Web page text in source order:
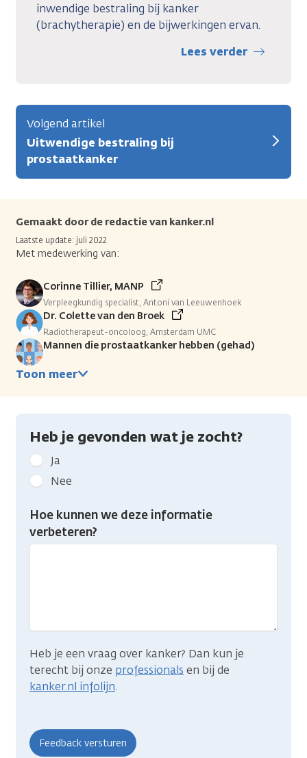
inwendige bestraling bij kanker
(brachytherapie) en de bijwerkingen ervan.
Lees verder
Volgend artikel
Uitwendige bestraling bij
prostaatkanker
Gemaakt door de redactie van kanker.nl
Laatste update: juli 2022
Met medewerking van:
Corinne Tillier, MANP
Verpleegkundig specialist, Antoni van Leeuwenhoek
Dr. Colette van den Broek
Radiotherapeut-oncoloog, Amsterdam UMC
Mannen die prostaatkanker hebben (gehad)
Toon meer
Heb je gevonden wat je zocht?
Geef
kanker.nl
feedback:
Heb
gevonden
Ja
Nee
Hoe kunnen we deze informatie
verbeteren?
Heb je een vraag over kanker? Dan kun je
terecht bij onze professionals en bij de
kanker.nl infolijn.